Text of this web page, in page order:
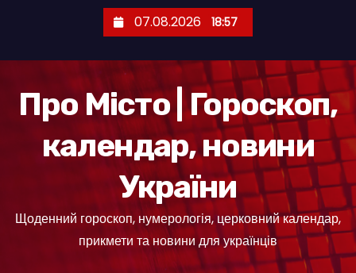
07.08.2026 18:57
Про Місто | Гороскоп,
календар, новини
України
Щоденний гороскоп, нумерологія, церковний календар,
прикмети та новини для українців